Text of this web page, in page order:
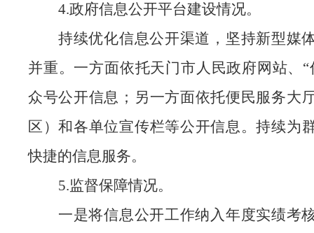
4.政府信息公开平台建设情况。
持续优化信息公开渠道，坚持新型媒
并重。一方面依托天门市人民政府网站、
众号公开信息；另一方面依托便民服务大
区）和各单位宣传栏等公开信息。持续为
快捷的信息服务。
5.监督保障情况。
一是将信息公开工作纳入年度实绩考